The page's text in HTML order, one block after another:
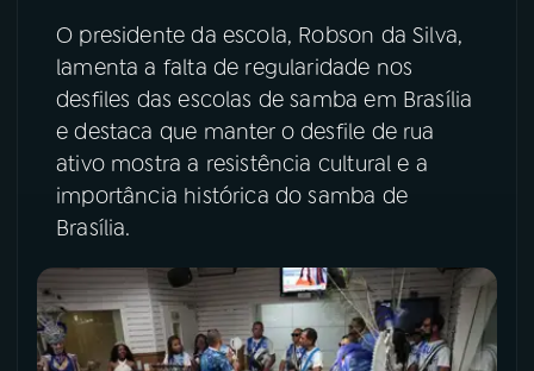
O presidente da escola, Robson da Silva,
lamenta a falta de regularidade nos
desfiles das escolas de samba em Brasília
e destaca que manter o desfile de rua
ativo mostra a resistência cultural e a
importância histórica do samba de
Brasília.